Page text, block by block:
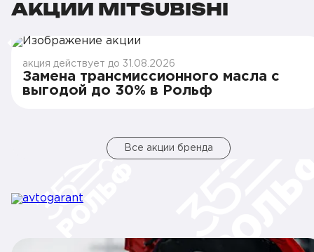
АКЦИИ MITSUBISHI
акция действует до 31.08.2026
Замена трансмиссионного масла с
выгодой до 30% в Рольф
Все акции бренда